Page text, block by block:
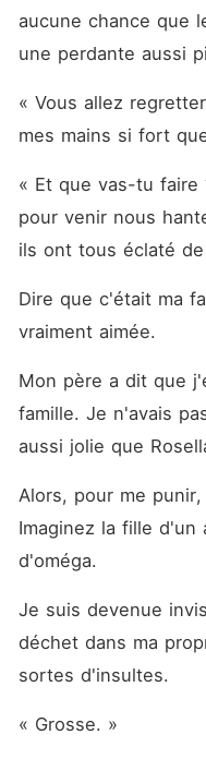
aucune chance que
une perdante aussi
« Vous allez
mes mains si fort
« Et que vas-tu faire
pour venir nous
ils ont tous éclaté
Dire que c'était ma
vraiment aimée.
Mon père a dit que
famille. Je n'avais
aussi jolie que
Alors, pour me
Imaginez la fille d'un
d'oméga.
Je suis devenue
déchet dans ma
sortes d'insultes.
« Grosse. »